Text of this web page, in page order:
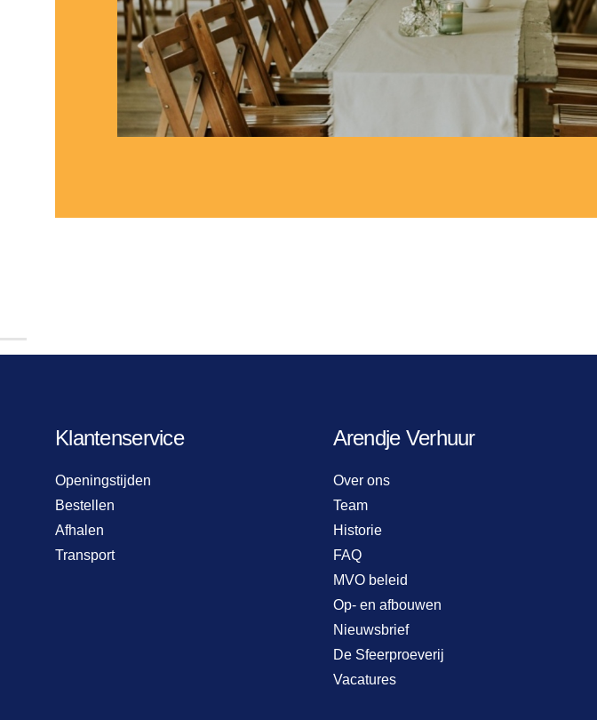
Klantenservice
Openingstijden
Bestellen
Afhalen
Transport
Arendje Verhuur
Over ons
Team
Historie
FAQ
MVO beleid
Op- en afbouwen
Nieuwsbrief
De Sfeerproeverij
Vacatures